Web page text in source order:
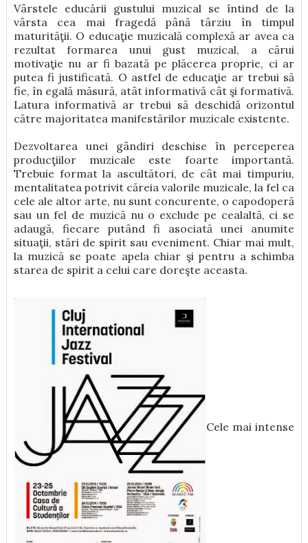
Vârstele educării gustului muzical se întind de la
vârsta cea mai fragedă până târziu în timpul
maturităţii. O educaţie muzicală complexă ar avea ca
rezultat formarea unui gust muzical, a cărui
motivaţie nu ar fi bazată pe plăcerea proprie, ci ar
putea fi justificată. O astfel de educaţie ar trebui să
fie, în egală măsură, atât informativă cât şi formativă.
Latura informativă ar trebui să deschidă orizontul
către majoritatea manifestărilor muzicale existente.
Dezvoltarea unei gândiri deschise în perceperea
producţiilor muzicale este foarte importantă.
Trebuie format la ascultători, de cât mai timpuriu,
mentalitatea potrivit căreia valorile muzicale, la fel ca
cele ale altor arte, nu sunt concurente, o capodoperă
sau un fel de muzică nu o exclude pe cealaltă, ci se
adaugă, fiecare putând fi asociată unei anumite
situaţii, stări de spirit sau eveniment. Chiar mai mult,
la muzică se poate apela chiar şi pentru a schimba
starea de spirit a celui care doreşte aceasta.
Cele mai intense